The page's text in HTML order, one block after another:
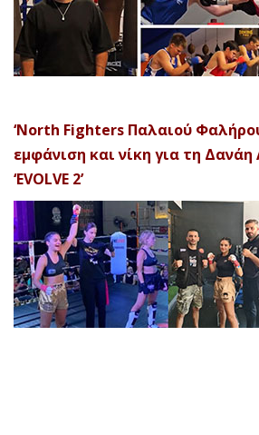
‘North Fighters Παλαιού
εμφάνιση και νίκη για τη
‘EVOLVE 2’